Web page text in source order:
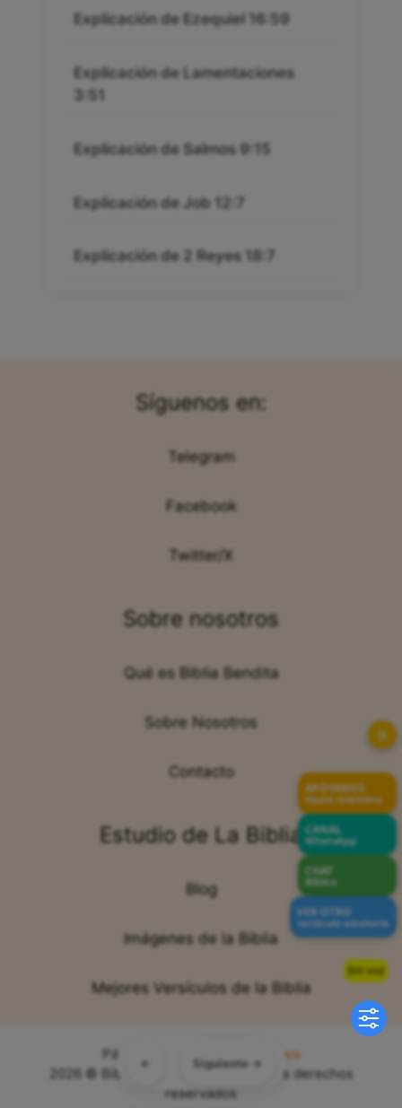
← Siguiente →
Sin voz
Explicación de Ezequiel 16:59
Explicación de Lamentaciones
3:51
Explicación de Salmos 9:15
Explicación de Job 12:7
Explicación de 2 Reyes 18:7
Síguenos en:
Telegram
Facebook
Twitter/X
Sobre nosotros
Qué es Biblia Bendita
Sobre Nosotros
Contacto
Estudio de La Biblia
Blog
Imágenes de la Biblia
Mejores Versículos de la Biblia
Página web creada por:
Sitiova
2026 © Bibliabendita.com - Todos los derechos
reservados
✕
APÓYANOS
Hazte miembro
CANAL
WhatsApp
CHAT
Bíblico
VER OTRO
versículo aleatorio